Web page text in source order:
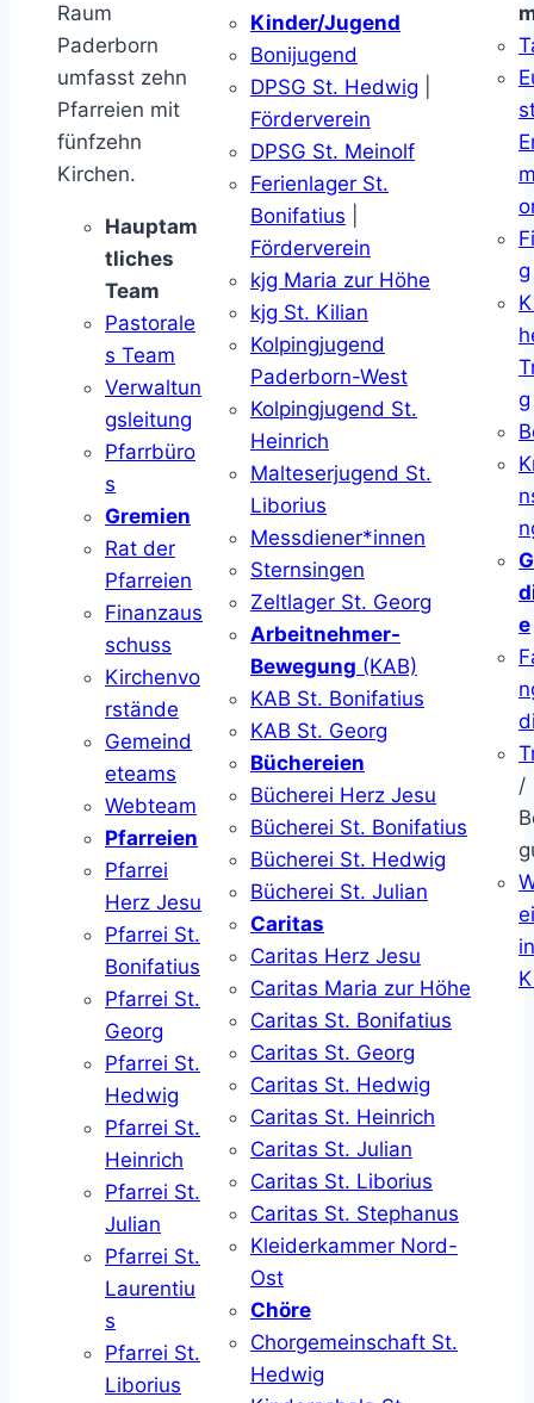
Raum
Paderborn
umfasst zehn
Pfarreien mit
fünfzehn
Kirchen.
Hauptam
tliches
Team
Pastorale
s Team
Verwaltun
gsleitung
Pfarrbüro
s
Gremien
Rat der
Pfarreien
Finanzaus
schuss
Kirchenvo
rstände
Gemeind
eteams
Webteam
Pfarreien
Pfarrei
Herz Jesu
Pfarrei St.
Bonifatius
Pfarrei St.
Georg
Pfarrei St.
Hedwig
Pfarrei St.
Heinrich
Pfarrei St.
Julian
Pfarrei St.
Laurentiu
s
Pfarrei St.
Liborius
Kinder/Jugend
Bonijugend
DPSG St. Hedwig
Förderverein
DPSG St. Meinolf
Ferienlager St.
Bonifatius
Förderverein
kjg Maria zur Höhe
kjg St. Kilian
Kolpingjugend
Paderborn-West
Kolpingjugend St.
Heinrich
Malteserjugend St.
Liborius
Messdiener*innen
Sternsingen
Zeltlager St. Georg
Arbeitnehmer-
Bewegung (KAB)
KAB St. Bonifatius
KAB St. Georg
Büchereien
Bücherei Herz Jesu
Bücherei St. Bonifatius
Bücherei St. Hedwig
Bücherei St. Julian
Caritas
Caritas Herz Jesu
Caritas Maria zur Höhe
Caritas St. Bonifatius
Caritas St. Georg
Caritas St. Hedwig
Caritas St. Heinrich
Caritas St. Julian
Caritas St. Liborius
Caritas St. Stephanus
Kleiderkammer Nord-
Ost
Chöre
Chorgemeinschaft St.
Hedwig
g
g
e
/